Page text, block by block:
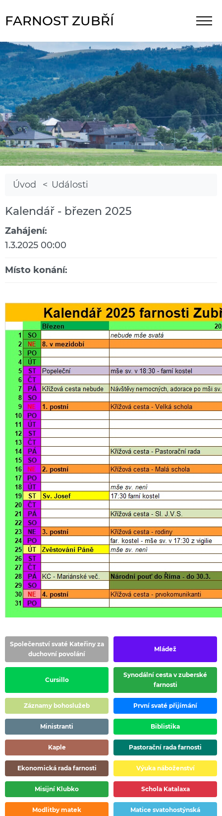
FARNOST ZUBŘÍ
Úvod Události
Kalendář - březen 2025
Zahájení:
1.3.2025 00:00
Místo konání:
Společenství svaté Kateřiny za
duchovní povolání
Mládež
Cursillo
Synodální cesta v zuberské
farnosti
Záznamy bohoslužeb První svaté přijímání
Ministranti Biblistika
Kaple Pastorační rada farnosti
Ekonomická rada farnosti Výuka náboženství
Misijní Klubko Schola Katalaxa
Modlitby matek Matice svatohostýnská